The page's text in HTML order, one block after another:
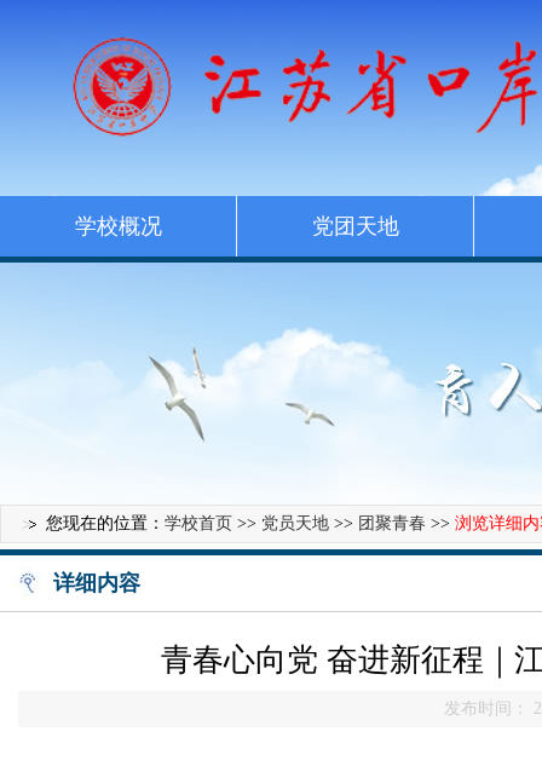
学校概况 党团天地
您现在的位置： 学校首页 >> 党员天地 >> 团聚青春 >> 浏览详细
详细内容
青春心向党 奋进新征程｜
发布时间：